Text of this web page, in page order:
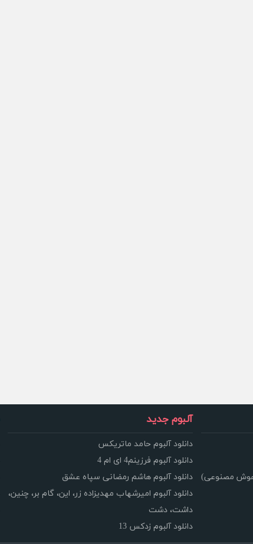
(هوش مصنوعی)
آلبوم جدید
دانلود آلبوم حامد ماتریکس
دانلود آلبوم فرزینم4 ای ام 4
دانلود آلبوم هاشم رمضانی سپاه عشق
دانلود آلبوم امیرشهاب مهدیزاده زر، این، گام بر، چنین،
داشت، دشت
دانلود آلبوم زدکس 13